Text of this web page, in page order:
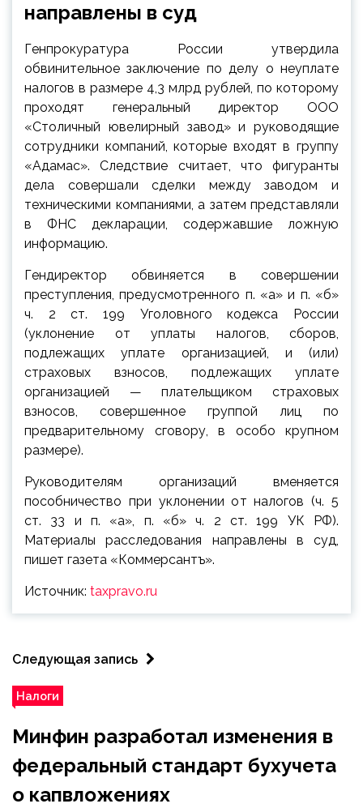
направлены в суд
Генпрокуратура России утвердила
обвинительное заключение по делу о неуплате
налогов в размере 4,3 млрд рублей, по которому
проходят генеральный директор ООО
«Столичный ювелирный завод» и руководящие
сотрудники компаний, которые входят в группу
«Адамас». Следствие считает, что фигуранты
дела совершали сделки между заводом и
техническими компаниями, а затем представляли
в ФНС декларации, содержавшие ложную
информацию.
Гендиректор обвиняется в совершении
преступления, предусмотренного п. «а» и п. «б»
ч. 2 ст. 199 Уголовного кодекса России
(уклонение от уплаты налогов, сборов,
подлежащих уплате организацией, и (или)
страховых взносов, подлежащих уплате
организацией — плательщиком страховых
взносов, совершенное группой лиц по
предварительному сговору, в особо крупном
размере).
Руководителям организаций вменяется
пособничество при уклонении от налогов (ч. 5
ст. 33 и п. «а», п. «б» ч. 2 ст. 199 УК РФ).
Материалы расследования направлены в суд,
пишет газета «Коммерсантъ».
Источник: taxpravo.ru
Следующая запись
Налоги
Минфин разработал изменения в
федеральный стандарт бухучета
о капвложениях